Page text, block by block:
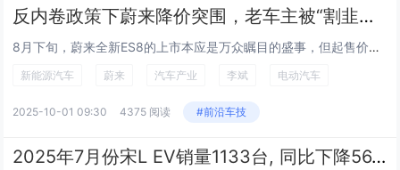
反内卷政策下蔚来降价突围，老车主被“割韭菜”成常态？
8月下旬，蔚来全新ES8的上市本应是万众瞩目的盛事，但起售价从老款的52.8万元直降至41.68万元的消息，却如同一颗炸弹，在蔚来车主群体中引发了轩然大波。这场降价，不仅幅度惊人，更涉及主品牌核心产品，甚至蔚来最受关注的电池产品也未能幸...
新能源汽车 蔚来 汽车产业 李斌 电动汽车
2025-10-01 09:30 4375 阅读 #前沿车技
2025年7月份宋L EV销量1133台, 同比下降56.51%